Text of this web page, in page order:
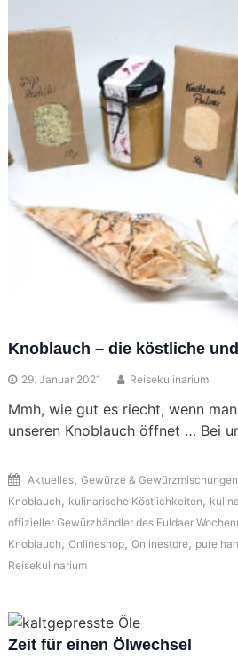
Knoblauch – die köstliche
29. Januar 2021 Reisekulinarium
Mmh, wie gut es riecht, wenn
unseren Knoblauch öffnet … Bei
Aktuelles, Gewürze & Gewürzmischungen
Knoblauch, kulinarische Köstlichkeiten,
offizieller Gewürzhändler des Fuldaer
Knoblauch, Onlineshop, Onlinestore, pure
Reisekulinarium
Zeit für einen Ölwechsel